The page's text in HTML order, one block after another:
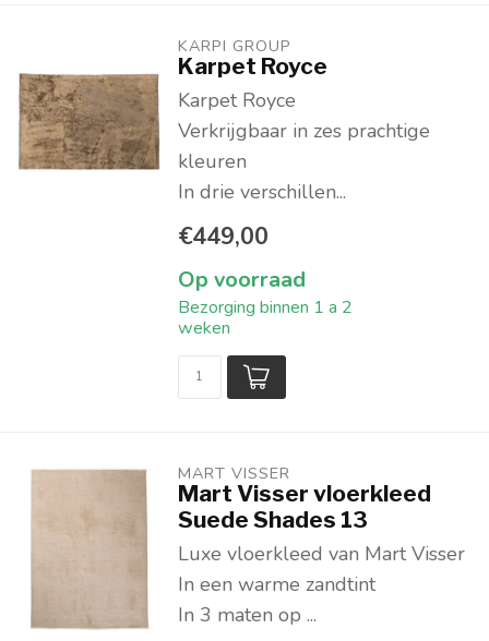
KARPI GROUP
Karpet Royce
Karpet Royce
Verkrijgbaar in zes prachtige
kleuren
In drie verschillen...
€449,00
Op voorraad
Bezorging binnen 1 a 2
weken
MART VISSER
Mart Visser vloerkleed
Suede Shades 13
Luxe vloerkleed van Mart Visser
In een warme zandtint
In 3 maten op ...